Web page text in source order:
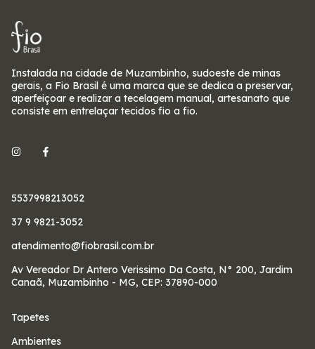
Instalada na cidade de Muzambinho, sudoeste de minas
gerais, a Fio Brasil é uma marca que se dedica a preservar,
aperfeiçoar e realizar a tecelagem manual, artesanato que
consiste em entrelaçar tecidos fio a fio.
5537998213052
37 9 9821-3052
atendimento@fiobrasil.com.br
Av Vereador Dr Antero Verissimo Da Costa, N° 200, Jardim
Canaã, Muzambinho - MG, CEP: 37890-000
Tapetes
Ambientes